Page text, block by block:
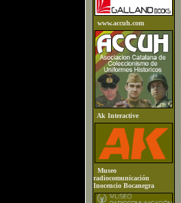
www.accuh.com
Ak Interactive
Museo
radiocomunicación
Inocencio Bocanegra